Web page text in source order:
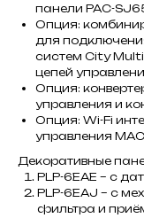
панели PAC-
Опция:
для
систем City
цепей
Опция:
управления и
Опция: Wi-Fi
управления
Декоративные
PLP-6EAE – с
PLP-6EAJ – с
фильтра и